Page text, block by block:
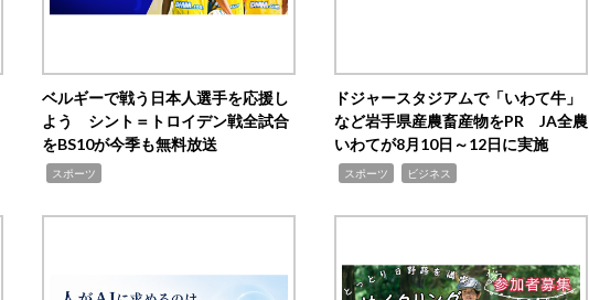
ベルギーで戦う日本人選手を応援し
よう シント＝トロイデン戦全試合
をBS10が今季も無料放送
スポーツ
ドジャースタジアムで「いわて牛」
など岩手県産農畜産物をPR JA全農
いわてが8月10日～12日に実施
スポーツ ビジネス